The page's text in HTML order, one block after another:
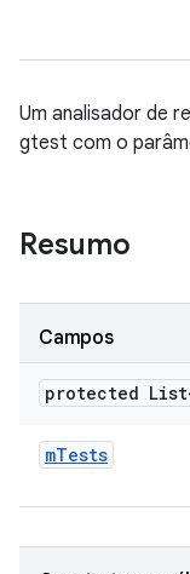
Um analisador de
gtest com o
Resumo
Campos
protected
mTests